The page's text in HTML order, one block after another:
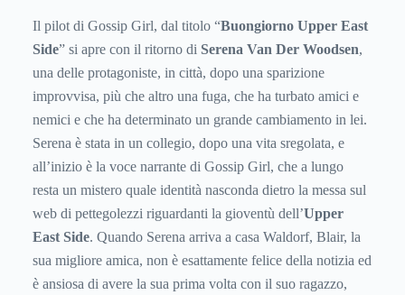
Il pilot di Gossip Girl, dal titolo “Buongiorno Upper East
Side” si apre con il ritorno di Serena Van Der Woodsen,
una delle protagoniste, in città, dopo una sparizione
improvvisa, più che altro una fuga, che ha turbato amici e
nemici e che ha determinato un grande cambiamento in lei.
Serena è stata in un collegio, dopo una vita sregolata, e
all’inizio è la voce narrante di Gossip Girl, che a lungo
resta un mistero quale identità nasconda dietro la messa sul
web di pettegolezzi riguardanti la gioventù dell’Upper
East Side. Quando Serena arriva a casa Waldorf, Blair, la
sua migliore amica, non è esattamente felice della notizia ed
è ansiosa di avere la sua prima volta con il suo ragazzo,